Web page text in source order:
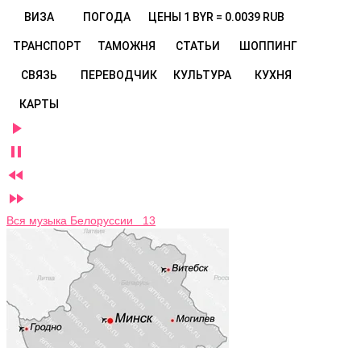
ВИЗА ПОГОДА ЦЕНЫ 1 BYR = 0.0039 RUB
ТРАНСПОРТ ТАМОЖНЯ СТАТЬИ ШОППИНГ
СВЯЗЬ ПЕРЕВОДЧИК КУЛЬТУРА КУХНЯ
КАРТЫ




Вся музыка Белоруссии 13